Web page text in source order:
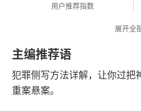
用户推荐指数
170千字
字数
展开全
主编推荐语
犯罪侧写方法详解，让你过把
重案悬案。